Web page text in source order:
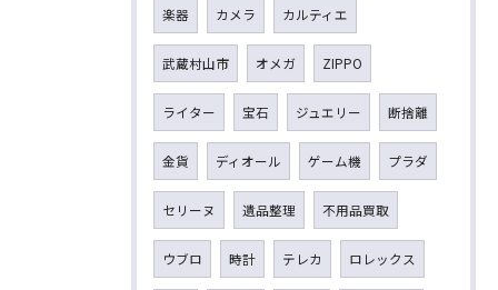
楽器 カメラ カルティエ
武蔵村山市 オメガ ZIPPO
ライター 宝石 ジュエリー 断捨離
金貨 ディオール ゲーム機 プラダ
セリーヌ 遺品整理 不用品買取
ウブロ 時計 テレカ ロレックス